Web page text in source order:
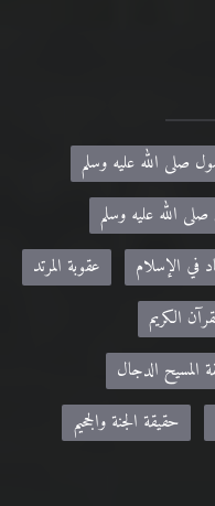
صلى الله عليه وسلم
صلى الله عليه وسلم
في الإسلام
عقوبة المرتد
الكريم
المسيح الدجال
حقيقة الجنة والجحيم